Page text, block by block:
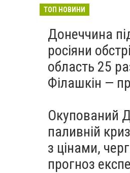
ТОП НОВИНИ
Донеччина
росіяни
область 25
Філашкін —
Окупований
паливній
з цінами,
прогноз